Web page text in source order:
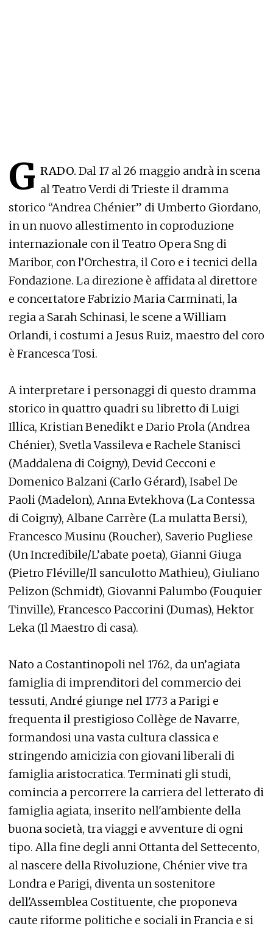
G RADO. Dal 17 al 26 maggio andrà in scena
al Teatro Verdi di Trieste il dramma
storico “Andrea Chénier” di Umberto Giordano,
in un nuovo allestimento in coproduzione
internazionale con il Teatro Opera Sng di
Maribor, con l’Orchestra, il Coro e i tecnici della
Fondazione. La direzione è affidata al direttore
e concertatore Fabrizio Maria Carminati, la
regia a Sarah Schinasi, le scene a William
Orlandi, i costumi a Jesus Ruiz, maestro del coro
è Francesca Tosi.
A interpretare i personaggi di questo dramma
storico in quattro quadri su libretto di Luigi
Illica, Kristian Benedikt e Dario Prola (Andrea
Chénier), Svetla Vassileva e Rachele Stanisci
(Maddalena di Coigny), Devid Cecconi e
Domenico Balzani (Carlo Gérard), Isabel De
Paoli (Madelon), Anna Evtekhova (La Contessa
di Coigny), Albane Carrère (La mulatta Bersi),
Francesco Musinu (Roucher), Saverio Pugliese
(Un Incredibile/L’abate poeta), Gianni Giuga
(Pietro Fléville/Il sanculotto Mathieu), Giuliano
Pelizon (Schmidt), Giovanni Palumbo (Fouquier
Tinville), Francesco Paccorini (Dumas), Hektor
Leka (Il Maestro di casa).
Nato a Costantinopoli nel 1762, da un’agiata
famiglia di imprenditori del commercio dei
tessuti, André giunge nel 1773 a Parigi e
frequenta il prestigioso Collège de Navarre,
formandosi una vasta cultura classica e
stringendo amicizia con giovani liberali di
famiglia aristocratica. Terminati gli studi,
comincia a percorrere la carriera del letterato di
famiglia agiata, inserito nell'ambiente della
buona società, tra viaggi e avventure di ogni
tipo. Alla fine degli anni Ottanta del Settecento,
al nascere della Rivoluzione, Chénier vive tra
Londra e Parigi, diventa un sostenitore
dell'Assemblea Costituente, che proponeva
caute riforme politiche e sociali in Francia e si